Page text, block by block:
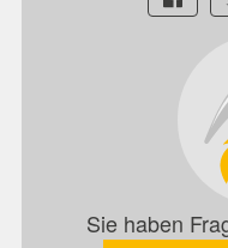
Sie haben